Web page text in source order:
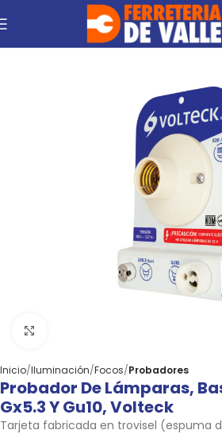
Inicio Iluminación Focos Probadores
Probador De Lámparas,
Gx5.3 Y Gu10, Volteck
Tarjeta fabricada en trovisel (espuma